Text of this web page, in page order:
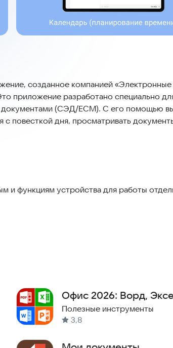
созданное компанией
приложение разработано специально
документами (СЭД/ECM). С его помощью
с повесткой дня, просматривать
есть возможность оставлять
с использованием электронной
и функциям устройства для работы
Офис 2026: Ворд,
Повер Поинт, Редактор
Полезные инструменты
3,8